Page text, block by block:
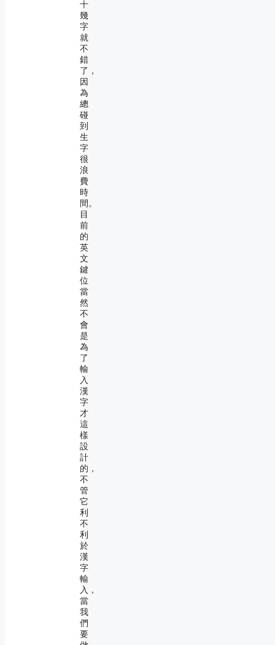
十
幾
字
就
不
錯
了，
因
為
總
碰
到
生
字
很
浪
費
時
間。
目
前
的
英
文
鍵
位
當
然
不
會
是
為
了
輸
入
漢
字
才
這
樣
設
計
的，
不
管
它
利
不
利
於
漢
字
輸
入，
當
我
們
要